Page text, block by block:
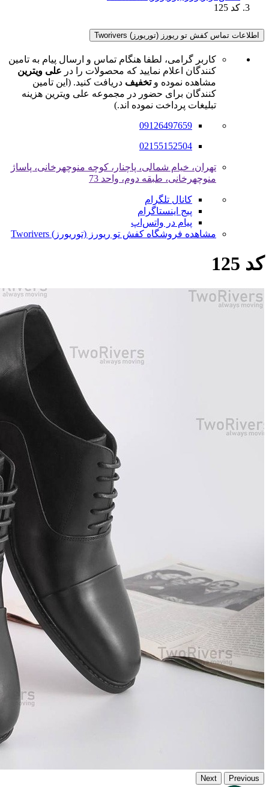
کد 125
اطلاعات تماس کفش تو ریورز (توریورز) Tworivers
کاربر گرامی، لطفا هنگام تماس و ارسال پیام به تامین
کنندگان اعلام نمایید که محصولات را در علی ویترین
مشاهده نموده وتخفیف دریافت کنید. (این تامین
کنندگان برای حضور در مجموعه علی ویترین هزینه
تبلیغات پرداخت نموده اند.)
09126497659
02155152504
تهران، خیام شمالی، پاچنار، کوچه منوچهرخانی، پاساژ
منوچهرخانی، طبقه دوم، واحد 73
کانال تلگرام
پیج اینستاگرام
پیام در واتس‌اپ
مشاهده فروشگاه کفش تو ریورز (توریورز) Tworivers
کد 125
Previous
Next